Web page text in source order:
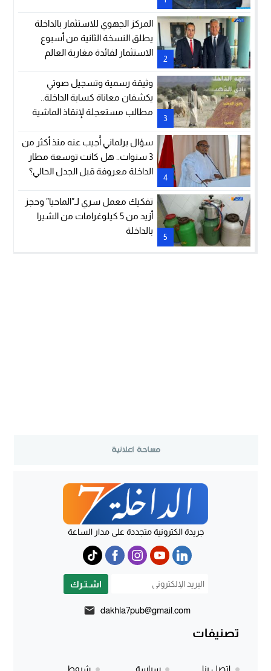
2
المركز الجهوي للاستثمار بالداخلة
يطلق النسخة الثانية من أسبوع
الاستثمار لفائدة مغاربة العالم
3
وثيقة رسمية وتسجيل صوتي
يكشفان معاناة كسابة الداخلة..
مطالب مستعجلة لإنقاذ الماشية
4
سؤال برلماني أُجيب عنه منذ أكثر من
3 سنوات.. هل كانت توسعة مطار
الداخلة معروفة قبل الجدل الحالي؟
5
تفكيك معمل سري لـ”الماحيا” وحجز
أزيد من 5 كيلوغرامات من الشيرا
بالداخلة
جريدة الكترونية متجددة على مدار الساعة
اشـتـرك
dakhla7pub@gmail.com
تصنيفات
إتصل بنا سياسة شروط